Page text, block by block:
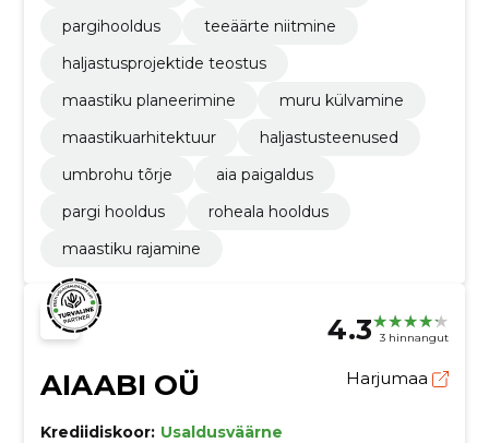
pargihooldus
teeäärte niitmine
haljastusprojektide teostus
maastiku planeerimine
muru külvamine
maastikuarhitektuur
haljastusteenused
umbrohu tõrje
aia paigaldus
pargi hooldus
roheala hooldus
maastiku rajamine
4.3 3 hinnangut
AIAABI OÜ Harjumaa
Krediidiskoor: Usaldusväärne